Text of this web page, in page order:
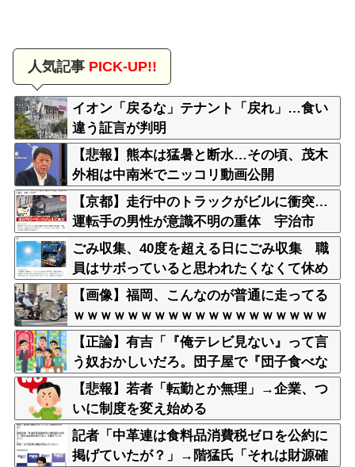
人気記事PICK-UP!!
イオン「戻るな」テナント「戻れ」…食い
違う証言が判明
【悲報】熊本は猛暑と断水…その頃、茂木
外相は中南米でニッコリ動画公開
【京都】走行中のトラックがビルに衝突…
運転手の男性が意識不明の重体 宇治市
ごみ収集、40度を超える日にごみ収集 職
員はサボっていると思われたくなくて休め
ない現実
【画像】福岡、こんなのが普通に走ってる
ｗｗｗｗｗｗｗｗｗｗｗｗｗｗｗｗｗｗｗ
ｗｗｗｗｗｗｗｗｗｗｗｗｗｗｗｗｗｗｗ
ｗｗ
【正論】有吉「『俺テレビ見ない』って言
う奴おかしいだろ。団子屋で『団子食べな
い』って言うか？」
【悲報】若者「転勤とか無理」→企業、つ
いに制度を変え始める
記者「中革連は食料品消費税ゼロを公約に
掲げていたが？」→階猛氏「それは財源確